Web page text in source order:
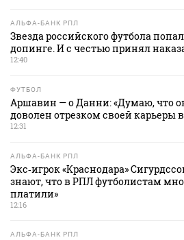
АЛЬФА-БАНК РПЛ
Звезда российского футбола
допинге. И с честью принял
12:40
ФУТБОЛ
Аршавин — о Данни: «Думаю, что
доволен отрезком своей карьеры
12:31
АЛЬФА-БАНК РПЛ
Экс‑игрок «Краснодара»
знают, что в РПЛ футболистам
платили»
12:16
АЛЬФА-БАНК РПЛ